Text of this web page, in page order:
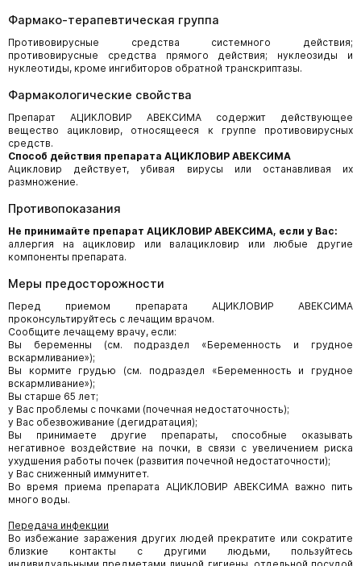
Фармако-терапевтическая группа
Противовирусные средства системного действия;
противовирусные средства прямого действия; нуклеозиды и
нуклеотиды, кроме ингибиторов обратной транскриптазы.
Фармакологические свойства
Препарат АЦИКЛОВИР АВЕКСИМА содержит действующее
вещество ацикловир, относящееся к группе противовирусных
средств.
Способ действия препарата АЦИКЛОВИР АВЕКСИМА
Ацикловир действует, убивая вирусы или останавливая их
размножение.
Противопоказания
Не принимайте препарат АЦИКЛОВИР АВЕКСИМА, если у Вас:
аллергия на ацикловир или валацикловир или любые другие
компоненты препарата.
Меры предосторожности
Перед приемом препарата АЦИКЛОВИР АВЕКСИМА
проконсультируйтесь с лечащим врачом.
Сообщите лечащему врачу, если:
Вы беременны (см. подраздел «Беременность и грудное
вскармливание»);
Вы кормите грудью (см. подраздел «Беременность и грудное
вскармливание»);
Вы старше 65 лет;
у Вас проблемы с почками (почечная недостаточность);
у Вас обезвоживание (дегидратация);
Вы принимаете другие препараты, способные оказывать
негативное воздействие на почки, в связи с увеличением риска
ухудшения работы почек (развития почечной недостаточности);
у Вас сниженный иммунитет.
Во время приема препарата АЦИКЛОВИР АВЕКСИМА важно пить
много воды.
Передача инфекции
Во избежание заражения других людей прекратите или сократите
близкие контакты с другими людьми, пользуйтесь